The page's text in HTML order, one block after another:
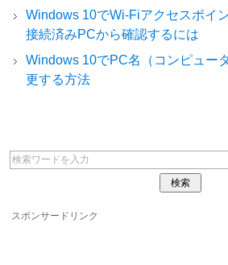
Windows 10でWi-Fiアクセスポイ
接続済みPCから確認するには
Windows 10でPC名（コンピュー
更する方法
スポンサードリンク